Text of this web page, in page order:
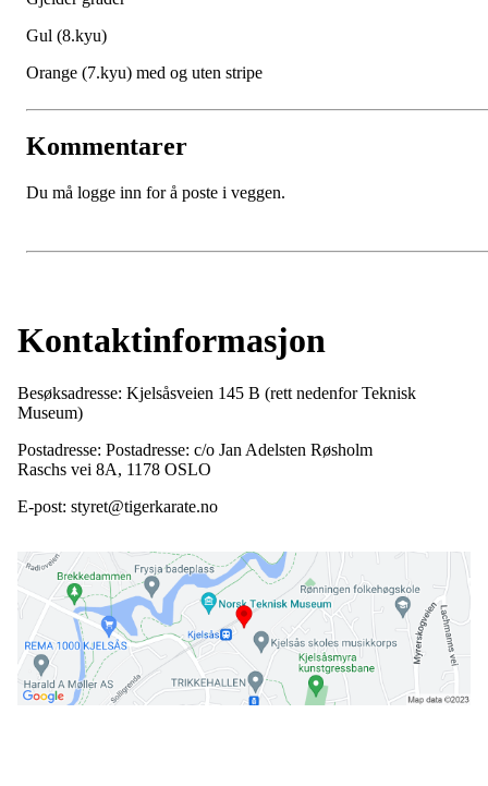
Gul (8.kyu)
Orange (7.kyu) med og uten stripe
Kommentarer
Du må logge inn for å poste i veggen.
Kontaktinformasjon
Besøksadresse: Kjelsåsveien 145 B (rett nedenfor Teknisk
Museum)
Postadresse: Postadresse: c/o Jan Adelsten Røsholm
Raschs vei 8A, 1178 OSLO
E-post: styret@tigerkarate.no